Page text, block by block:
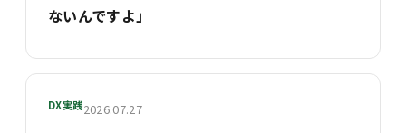
ないんですよ」
DX実践2026.07.27